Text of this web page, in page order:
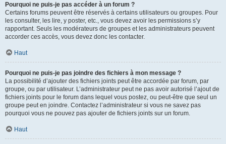
Pourquoi ne puis-je pas accéder à un forum ?
Certains forums peuvent être réservés à certains utilisateurs ou groupes. Pour
les consulter, les lire, y poster, etc., vous devez avoir les permissions s’y
rapportant. Seuls les modérateurs de groupes et les administrateurs peuvent
accorder ces accès, vous devez donc les contacter.
Haut
Pourquoi ne puis-je pas joindre des fichiers à mon message ?
La possibilité d’ajouter des fichiers joints peut être accordée par forum, par
groupe, ou par utilisateur. L’administrateur peut ne pas avoir autorisé l’ajout de
fichiers joints pour le forum dans lequel vous postez, ou peut-être que seul un
groupe peut en joindre. Contactez l’administrateur si vous ne savez pas
pourquoi vous ne pouvez pas ajouter de fichiers joints sur un forum.
Haut